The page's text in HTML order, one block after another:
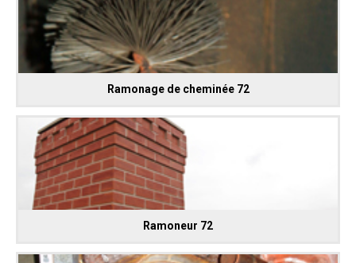
Ramonage de cheminée 72
Ramoneur 72